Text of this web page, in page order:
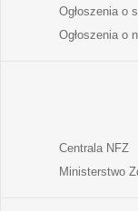
Ogłoszenia o
Ogłoszenia o
Centrala NFZ
Ministerstwo